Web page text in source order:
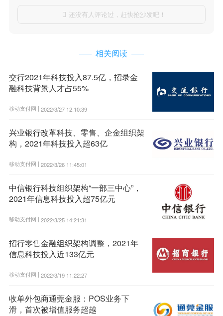
 还没有人评论过，赶快抢沙发吧！
相关阅读
交行2021年科技投入87.5亿，招录金
融科技背景人才占55%
移动支付网 | 2022/3/27 12:10:39
兴业银行改革科技、零售、企金组织架
构，2021年科技投入超63亿
移动支付网 | 2022/3/26 11:45:01
中信银行科技组织架构“一部三中心”，
2021年信息科技投入超75亿元
移动支付网 | 2022/3/25 14:21:31
招行零售金融组织架构调整，2021年
信息科技投入近133亿元
移动支付网 | 2022/3/19 11:22:27
收单外包商通莞金服：POS业务下
滑，首次被增值服务超越